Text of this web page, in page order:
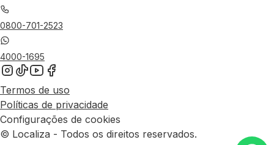
0800-701-2523
4000-1695
Termos de uso
Políticas de privacidade
Configurações de cookies
© Localiza - Todos os direitos reservados.